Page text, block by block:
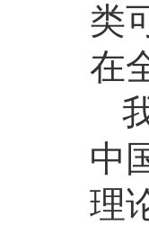
类
在
中
理